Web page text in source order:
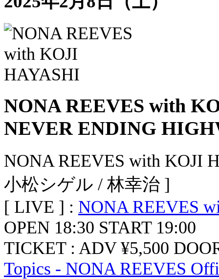
NONA REEVES with
NEVER ENDING
NONA REEVES with KOJI
小松シゲル / 林幸治 ]
[ LIVE ] : NONA REEVES
OPEN 18:30 START 19:00
TICKET : ADV ¥5,500
Topics - NONA REEVES